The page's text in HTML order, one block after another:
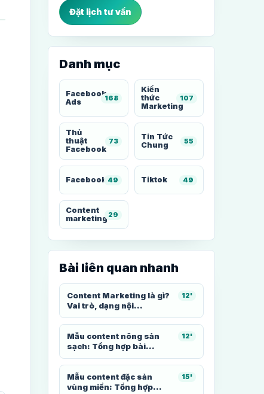
Đặt lịch tư vấn
Danh mục
Facebook
Ads
168
Kiến
thức
Marketing
107
Thủ
thuật
Facebook
73
Tin Tức
Chung
55
Facebook 49 Tiktok 49
Content
marketing 29
Bài liên quan nhanh
Content Marketing là gì?
Vai trò, dạng nội...
12'
Mẫu content nông sản
sạch: Tổng hợp bài...
12'
Mẫu content đặc sản
vùng miền: Tổng hợp...
15'